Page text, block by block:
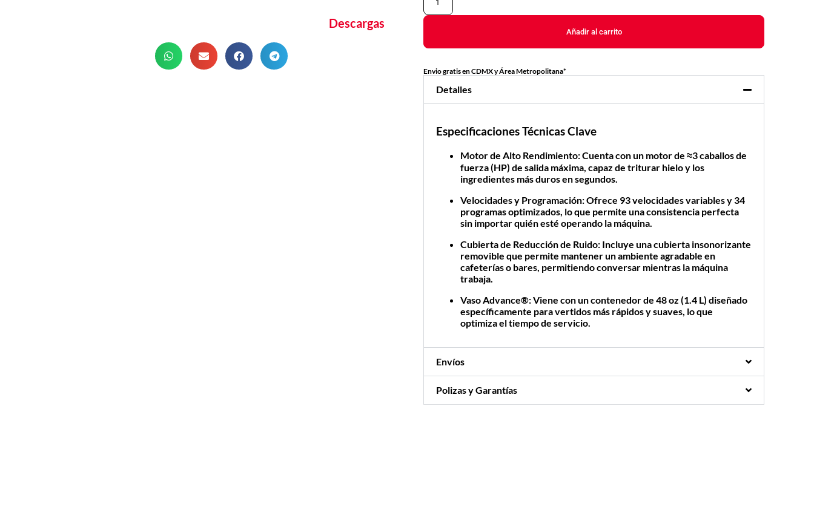
Descargas
Añadir al carrito
Envio gratis en CDMX y Área Metropolitana*
Detalles
Especificaciones Técnicas Clave
Motor de Alto Rendimiento:Cuenta con un motor de≈3 caballos de
fuerza (HP) de salida máxima, capaz de triturar hielo y los
ingredientes más duros en segundos.
Velocidades y Programación:Ofrece 93 velocidades variablesy34
programas optimizados, lo que permite una consistencia perfecta
sin importar quién esté operando la máquina.
Cubierta de Reducción de Ruido: Incluye una cubierta insonorizante
removible que permite mantener un ambiente agradable en
cafeterías o bares, permitiendo conversar mientras la máquina
trabaja.
Vaso Advance®:Viene con un contenedor de48 oz (1.4 L) diseñado
específicamente para vertidos más rápidos y suaves, lo que
optimiza el tiempo de servicio.
Envíos
Polizas y Garantías